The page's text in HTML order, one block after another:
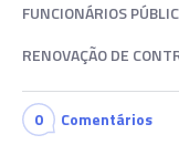
FUNCIONÁRIOS
RENOVAÇÃO DE
0 Comentários